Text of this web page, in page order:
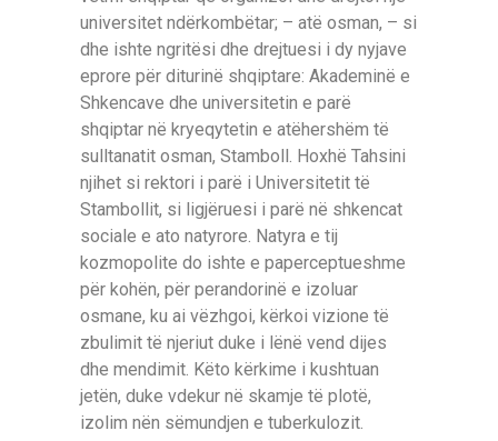
universitet ndërkombëtar; – atë osman, – si
dhe ishte ngritësi dhe drejtuesi i dy nyjave
eprore për diturinë shqiptare: Akademinë e
Shkencave dhe universitetin e parë
shqiptar në kryeqytetin e atëhershëm të
sulltanatit osman, Stamboll. Hoxhë Tahsini
njihet si rektori i parë i Universitetit të
Stambollit, si ligjëruesi i parë në shkencat
sociale e ato natyrore. Natyra e tij
kozmopolite do ishte e paperceptueshme
për kohën, për perandorinë e izoluar
osmane, ku ai vëzhgoi, kërkoi vizione të
zbulimit të njeriut duke i lënë vend dijes
dhe mendimit. Këto kërkime i kushtuan
jetën, duke vdekur në skamje të plotë,
izolim nën sëmundjen e tuberkulozit.